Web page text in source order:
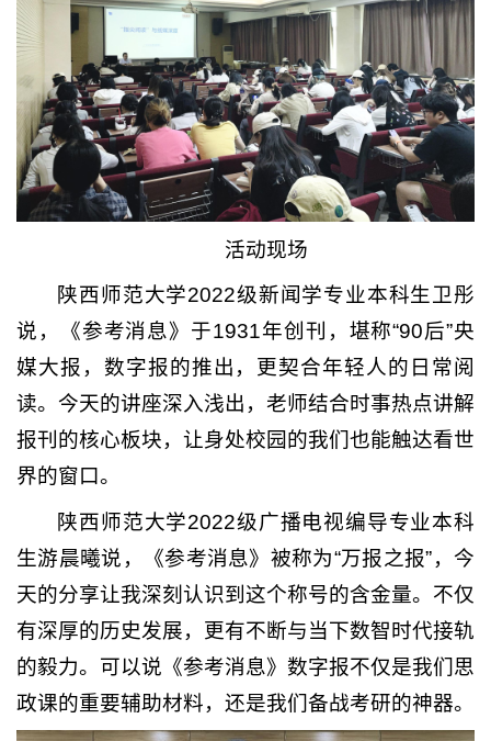
活动现场
陕西师范大学2022级新闻学专业本科生卫彤
说，《参考消息》于1931年创刊，堪称“90后”央
媒大报，数字报的推出，更契合年轻人的日常阅
读。今天的讲座深入浅出，老师结合时事热点讲解
报刊的核心板块，让身处校园的我们也能触达看世
界的窗口。
陕西师范大学2022级广播电视编导专业本科
生游晨曦说，《参考消息》被称为“万报之报”，今
天的分享让我深刻认识到这个称号的含金量。不仅
有深厚的历史发展，更有不断与当下数智时代接轨
的毅力。可以说《参考消息》数字报不仅是我们思
政课的重要辅助材料，还是我们备战考研的神器。